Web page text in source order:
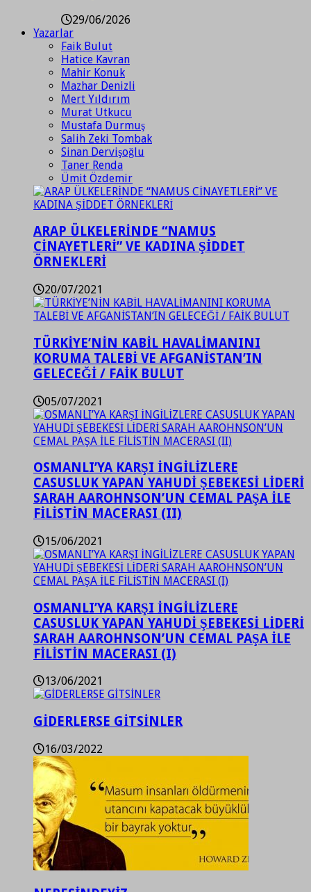
29/06/2026
Yazarlar
Faik Bulut
Hatice Kavran
Mahir Konuk
Mazhar Denizli
Mert Yıldırım
Murat Utkucu
Mustafa Durmuş
Salih Zeki Tombak
Sinan Dervişoğlu
Taner Renda
Ümit Özdemir
ARAP ÜLKELERİNDE “NAMUS
CİNAYETLERİ” VE KADINA ŞİDDET
ÖRNEKLERİ
20/07/2021
TÜRKİYE’NİN KABİL HAVALİMANINI
KORUMA TALEBİ VE AFGANİSTAN’IN
GELECEĞİ / FAİK BULUT
05/07/2021
OSMANLI’YA KARŞI İNGİLİZLERE
CASUSLUK YAPAN YAHUDİ ŞEBEKESİ LİDERİ
SARAH AAROHNSON’UN CEMAL PAŞA İLE
FİLİSTİN MACERASI (II)
15/06/2021
OSMANLI’YA KARŞI İNGİLİZLERE
CASUSLUK YAPAN YAHUDİ ŞEBEKESİ LİDERİ
SARAH AAROHNSON’UN CEMAL PAŞA İLE
FİLİSTİN MACERASI (I)
13/06/2021
GİDERLERSE GİTSİNLER
16/03/2022